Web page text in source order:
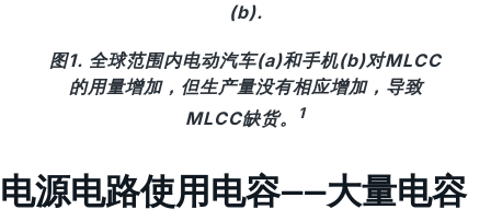
(b).
图1. 全球范围内电动汽车(a)和手机(b)对MLCC
的用量增加，但生产量没有相应增加，导致
MLCC缺货。
1
电源电路使用电容——大量电容